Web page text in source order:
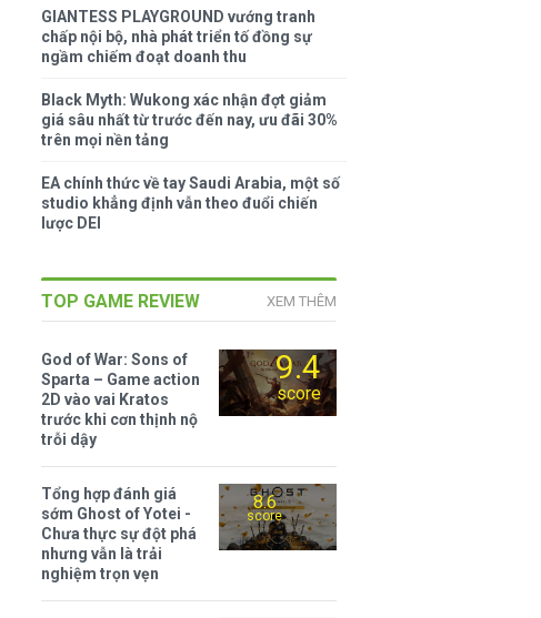
GIANTESS PLAYGROUND vướng tranh
chấp nội bộ, nhà phát triển tố đồng sự
ngầm chiếm đoạt doanh thu
Black Myth: Wukong xác nhận đợt giảm
giá sâu nhất từ trước đến nay, ưu đãi 30%
trên mọi nền tảng
EA chính thức về tay Saudi Arabia, một số
studio khẳng định vẫn theo đuổi chiến
lược DEI
TOP GAME REVIEW XEM THÊM
9.4
score
God of War: Sons of
Sparta – Game action
2D vào vai Kratos
trước khi cơn thịnh nộ
trỗi dậy
8.6
score
Tổng hợp đánh giá
sớm Ghost of Yotei -
Chưa thực sự đột phá
nhưng vẫn là trải
nghiệm trọn vẹn